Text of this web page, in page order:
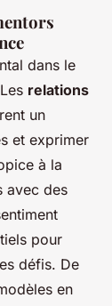
dans le
relations
un
et exprimer
à la
avec des
pour
défis. De
en